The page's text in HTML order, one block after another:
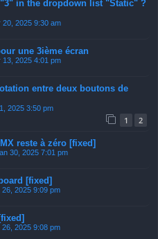
in the dropdown list "Static" ?
20, 2025 9:30 am
une 3ième écran
13, 2025 4:01 pm
entre deux boutons de
2025 3:50 pm
1 2
reste à zéro [fixed]
30, 2025 7:01 pm
[fixed]
26, 2025 9:09 pm
26, 2025 9:08 pm